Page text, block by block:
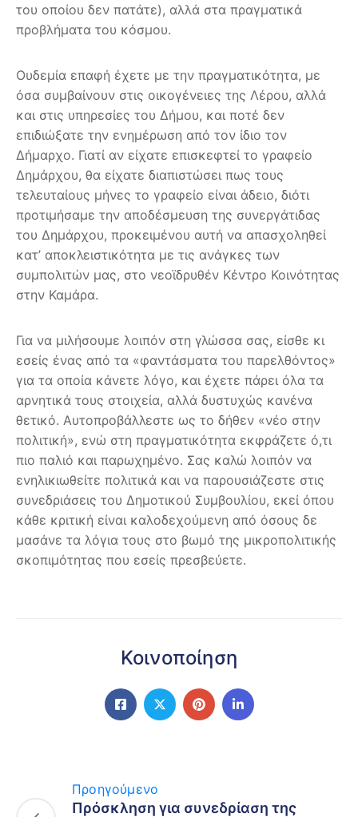
του οποίου δεν πατάτε), αλλά στα πραγματικά
προβλήματα του κόσμου.
Ουδεμία επαφή έχετε με την πραγματικότητα, με
όσα συμβαίνουν στις οικογένειες της Λέρου, αλλά
και στις υπηρεσίες του Δήμου, και ποτέ δεν
επιδιώξατε την ενημέρωση από τον ίδιο τον
Δήμαρχο. Γιατί αν είχατε επισκεφτεί το γραφείο
Δημάρχου, θα είχατε διαπιστώσει πως τους
τελευταίους μήνες το γραφείο είναι άδειο, διότι
προτιμήσαμε την αποδέσμευση της συνεργάτιδας
του Δημάρχου, προκειμένου αυτή να απασχοληθεί
κατ’ αποκλειστικότητα με τις ανάγκες των
συμπολιτών μας, στο νεοϊδρυθέν Κέντρο Κοινότητας
στην Καμάρα.
Για να μιλήσουμε λοιπόν στη γλώσσα σας, είσθε κι
εσείς ένας από τα «φαντάσματα του παρελθόντος»
για τα οποία κάνετε λόγο, και έχετε πάρει όλα τα
αρνητικά τους στοιχεία, αλλά δυστυχώς κανένα
θετικό. Αυτοπροβάλλεστε ως το δήθεν «νέο στην
πολιτική», ενώ στη πραγματικότητα εκφράζετε ό,τι
πιο παλιό και παρωχημένο. Σας καλώ λοιπόν να
ενηλικιωθείτε πολιτικά και να παρουσιάζεστε στις
συνεδριάσεις του Δημοτικού Συμβουλίου, εκεί όπου
κάθε κριτική είναι καλοδεχούμενη από όσους δε
μασάνε τα λόγια τους στο βωμό της μικροπολιτικής
σκοπιμότητας που εσείς πρεσβεύετε.
Κοινοποίηση
Προηγούμενο
Πρόσκληση για συνεδρίαση της